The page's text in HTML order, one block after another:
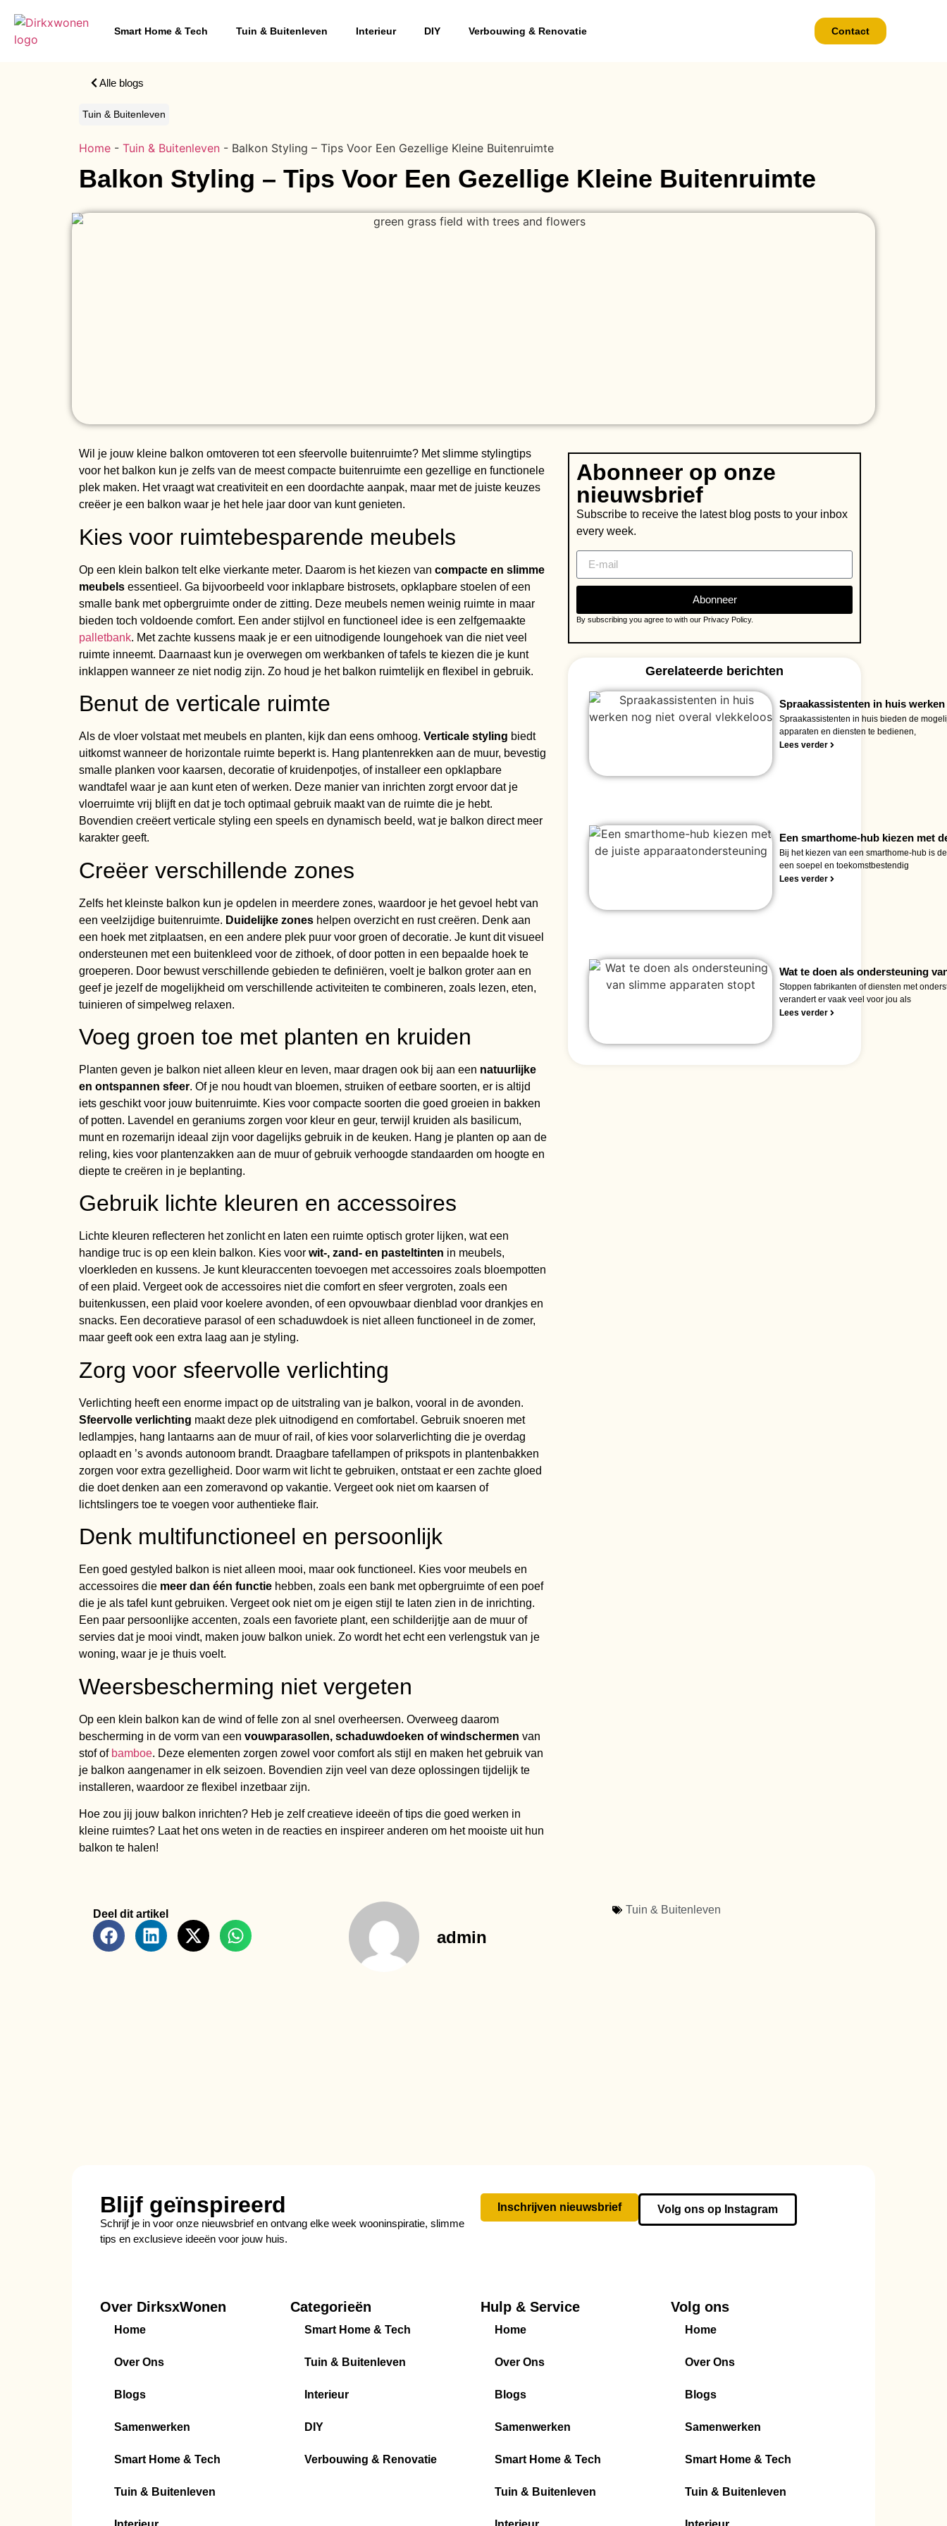
Smart Home & Tech Tuin & Buitenleven Interieur DIY Verbouwing & Renovatie Contact
Alle blogs
Tuin & Buitenleven
Home - Tuin & Buitenleven - Balkon Styling – Tips Voor Een Gezellige Kleine Buitenruimte
Balkon Styling – Tips Voor Een Gezellige Kleine Buitenruimte
Wil je jouw kleine balkon omtoveren tot een sfeervolle buitenruimte? Met slimme stylingtips
voor het balkon kun je zelfs van de meest compacte buitenruimte een gezellige en functionele
plek maken. Het vraagt wat creativiteit en een doordachte aanpak, maar met de juiste keuzes
creëer je een balkon waar je het hele jaar door van kunt genieten.
Kies voor ruimtebesparende meubels
Op een klein balkon telt elke vierkante meter. Daarom is het kiezen van compacte en slimme
meubels essentieel. Ga bijvoorbeeld voor inklapbare bistrosets, opklapbare stoelen of een
smalle bank met opbergruimte onder de zitting. Deze meubels nemen weinig ruimte in maar
bieden toch voldoende comfort. Een ander stijlvol en functioneel idee is een zelfgemaakte
palletbank. Met zachte kussens maak je er een uitnodigende loungehoek van die niet veel
ruimte inneemt. Daarnaast kun je overwegen om werkbanken of tafels te kiezen die je kunt
inklappen wanneer ze niet nodig zijn. Zo houd je het balkon ruimtelijk en flexibel in gebruik.
Benut de verticale ruimte
Als de vloer volstaat met meubels en planten, kijk dan eens omhoog. Verticale styling biedt
uitkomst wanneer de horizontale ruimte beperkt is. Hang plantenrekken aan de muur, bevestig
smalle planken voor kaarsen, decoratie of kruidenpotjes, of installeer een opklapbare
wandtafel waar je aan kunt eten of werken. Deze manier van inrichten zorgt ervoor dat je
vloerruimte vrij blijft en dat je toch optimaal gebruik maakt van de ruimte die je hebt.
Bovendien creëert verticale styling een speels en dynamisch beeld, wat je balkon direct meer
karakter geeft.
Creëer verschillende zones
Zelfs het kleinste balkon kun je opdelen in meerdere zones, waardoor je het gevoel hebt van
een veelzijdige buitenruimte. Duidelijke zones helpen overzicht en rust creëren. Denk aan
een hoek met zitplaatsen, en een andere plek puur voor groen of decoratie. Je kunt dit visueel
ondersteunen met een buitenkleed voor de zithoek, of door potten in een bepaalde hoek te
groeperen. Door bewust verschillende gebieden te definiëren, voelt je balkon groter aan en
geef je jezelf de mogelijkheid om verschillende activiteiten te combineren, zoals lezen, eten,
tuinieren of simpelweg relaxen.
Voeg groen toe met planten en kruiden
Planten geven je balkon niet alleen kleur en leven, maar dragen ook bij aan een natuurlijke
en ontspannen sfeer. Of je nou houdt van bloemen, struiken of eetbare soorten, er is altijd
iets geschikt voor jouw buitenruimte. Kies voor compacte soorten die goed groeien in bakken
of potten. Lavendel en geraniums zorgen voor kleur en geur, terwijl kruiden als basilicum,
munt en rozemarijn ideaal zijn voor dagelijks gebruik in de keuken. Hang je planten op aan de
reling, kies voor plantenzakken aan de muur of gebruik verhoogde standaarden om hoogte en
diepte te creëren in je beplanting.
Gebruik lichte kleuren en accessoires
Lichte kleuren reflecteren het zonlicht en laten een ruimte optisch groter lijken, wat een
handige truc is op een klein balkon. Kies voor wit-, zand- en pasteltinten in meubels,
vloerkleden en kussens. Je kunt kleuraccenten toevoegen met accessoires zoals bloempotten
of een plaid. Vergeet ook de accessoires niet die comfort en sfeer vergroten, zoals een
buitenkussen, een plaid voor koelere avonden, of een opvouwbaar dienblad voor drankjes en
snacks. Een decoratieve parasol of een schaduwdoek is niet alleen functioneel in de zomer,
maar geeft ook een extra laag aan je styling.
Zorg voor sfeervolle verlichting
Verlichting heeft een enorme impact op de uitstraling van je balkon, vooral in de avonden.
Sfeervolle verlichting maakt deze plek uitnodigend en comfortabel. Gebruik snoeren met
ledlampjes, hang lantaarns aan de muur of rail, of kies voor solarverlichting die je overdag
oplaadt en ’s avonds autonoom brandt. Draagbare tafellampen of prikspots in plantenbakken
zorgen voor extra gezelligheid. Door warm wit licht te gebruiken, ontstaat er een zachte gloed
die doet denken aan een zomeravond op vakantie. Vergeet ook niet om kaarsen of
lichtslingers toe te voegen voor authentieke flair.
Denk multifunctioneel en persoonlijk
Een goed gestyled balkon is niet alleen mooi, maar ook functioneel. Kies voor meubels en
accessoires die meer dan één functie hebben, zoals een bank met opbergruimte of een poef
die je als tafel kunt gebruiken. Vergeet ook niet om je eigen stijl te laten zien in de inrichting.
Een paar persoonlijke accenten, zoals een favoriete plant, een schilderijtje aan de muur of
servies dat je mooi vindt, maken jouw balkon uniek. Zo wordt het echt een verlengstuk van je
woning, waar je je thuis voelt.
Weersbescherming niet vergeten
Op een klein balkon kan de wind of felle zon al snel overheersen. Overweeg daarom
bescherming in de vorm van een vouwparasollen, schaduwdoeken of windschermen van
stof of bamboe. Deze elementen zorgen zowel voor comfort als stijl en maken het gebruik van
je balkon aangenamer in elk seizoen. Bovendien zijn veel van deze oplossingen tijdelijk te
installeren, waardoor ze flexibel inzetbaar zijn.
Hoe zou jij jouw balkon inrichten? Heb je zelf creatieve ideeën of tips die goed werken in
kleine ruimtes? Laat het ons weten in de reacties en inspireer anderen om het mooiste uit hun
balkon te halen!
Abonneer op onze
nieuwsbrief
Subscribe to receive the latest blog posts to your inbox
every week.
Abonneer
By subscribing you agree to with our Privacy Policy.
Gerelateerde berichten
Spraakassistenten in huis
Spraakassistenten in huis bieden de
apparaten en diensten te bedienen,
Lees verder
Een smarthome-hub kiezen met
Bij het kiezen van een smarthome-hub is
een soepel en toekomstbestendig
Lees verder
Wat te doen als ondersteuning
Stoppen fabrikanten of diensten met
verandert er vaak veel voor jou als
Lees verder
Deel dit artikel
admin
Tuin & Buitenleven
Blijf geïnspireerd
Schrijf je in voor onze nieuwsbrief en ontvang elke week wooninspiratie, slimme
tips en exclusieve ideeën voor jouw huis.
Inschrijven nieuwsbrief Volg ons op Instagram
Over DirksxWonen
Home
Over Ons
Blogs
Samenwerken
Smart Home & Tech
Tuin & Buitenleven
Categorieën
Smart Home & Tech
Tuin & Buitenleven
Interieur
DIY
Verbouwing & Renovatie
Hulp & Service
Home
Over Ons
Blogs
Samenwerken
Smart Home & Tech
Tuin & Buitenleven
Volg ons
Home
Over Ons
Blogs
Samenwerken
Smart Home & Tech
Tuin & Buitenleven